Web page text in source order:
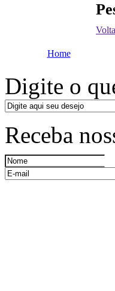
Home
Digite o
Receba